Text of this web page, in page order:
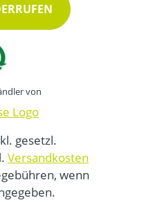
von
gesetzl.
Versandkosten
wenn